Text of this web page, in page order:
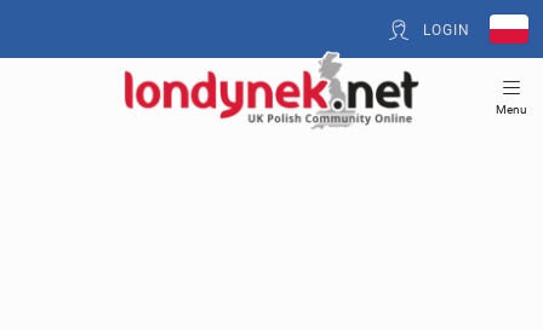
LOGIN
Menu